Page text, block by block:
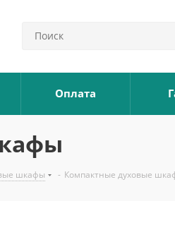
Оплата
шкафы - Компактные духовые